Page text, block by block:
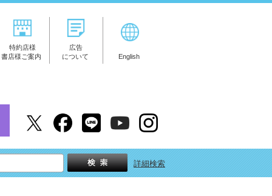
特約店様
書店様ご案内
広告
について
English
詳細検索